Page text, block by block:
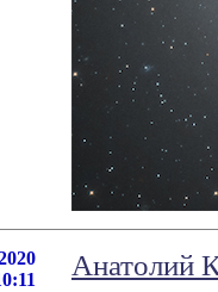
Анатолий